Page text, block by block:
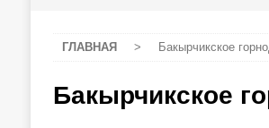
ГЛАВНАЯ > Бакырчикское
Бакырчикское